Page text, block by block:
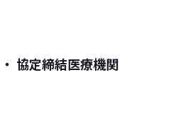
・ 協定締結医療機関